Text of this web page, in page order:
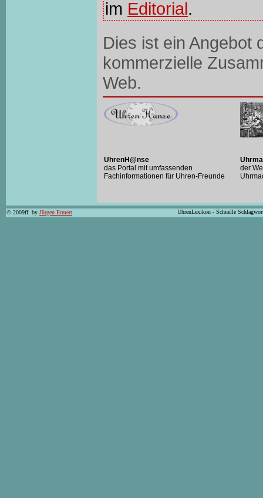
im Editorial.
Dies ist ein Angebot
kommerzielle
Web.
UhrenH@nse
das Portal mit umfassenden
Fachinformationen für Uhren-Freunde
der
© 2009ff. by Jürgen Ermert UhrenLexikon - Schnelle